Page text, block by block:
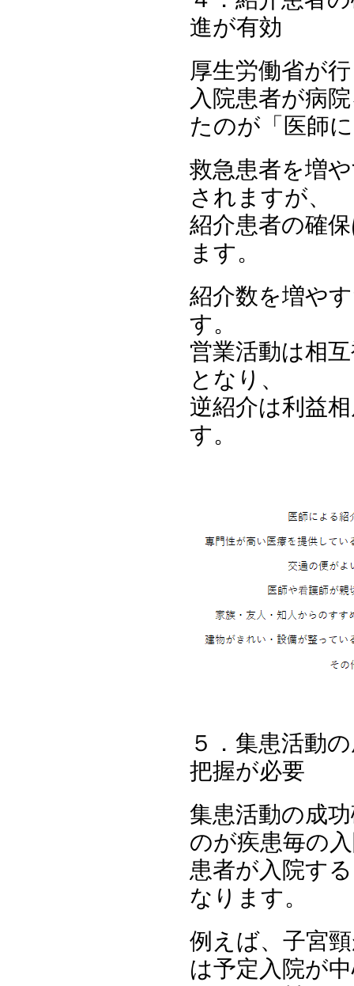
進が有効
厚生労働省が
入院患者が病
たのが「医師
救急患者を増
されますが、
紹介患者の確
ます。
紹介数を増や
す。
営業活動は相
となり、
逆紹介は利益
す。
５．集患活動
把握が必要
集患活動の成
のが疾患毎の
患者が入院す
なります。
例えば、子宮
は予定入院が